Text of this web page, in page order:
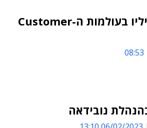
המהפכה של טוויליו בעולמות ה-Customer
נובידאה